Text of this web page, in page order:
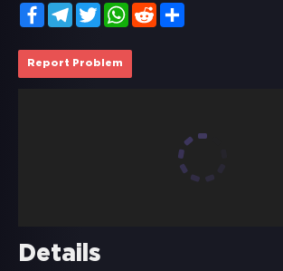
FacebookTelegramTwitterWhatsApp
Reddit
Report Problem
Details